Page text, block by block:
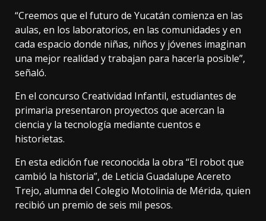
“Creemos que el futuro de Yucatán comienza en las
aulas, en los laboratorios, en las comunidades y en
cada espacio donde niñas, niños y jóvenes imaginan
una mejor realidad y trabajan para hacerla posible”,
señaló.
En el concurso Creatividad Infantil, estudiantes de
primaria presentaron proyectos que acercan la
ciencia y la tecnología mediante cuentos e
historietas.
En esta edición fue reconocida la obra “El robot que
cambió la historia”, de Leticia Guadalupe Acereto
Trejo, alumna del Colegio Motolinia de Mérida, quien
recibió un premio de seis mil pesos.